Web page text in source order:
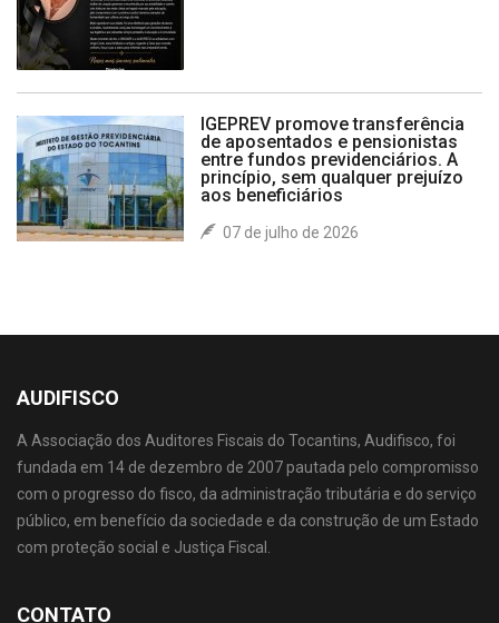
IGEPREV promove transferência
de aposentados e pensionistas
entre fundos previdenciários. A
princípio, sem qualquer prejuízo
aos beneficiários
07 de julho de 2026
AUDIFISCO
A Associação dos Auditores Fiscais do Tocantins, Audifisco, foi
fundada em 14 de dezembro de 2007 pautada pelo compromisso
com o progresso do fisco, da administração tributária e do serviço
público, em benefício da sociedade e da construção de um Estado
com proteção social e Justiça Fiscal.
CONTATO